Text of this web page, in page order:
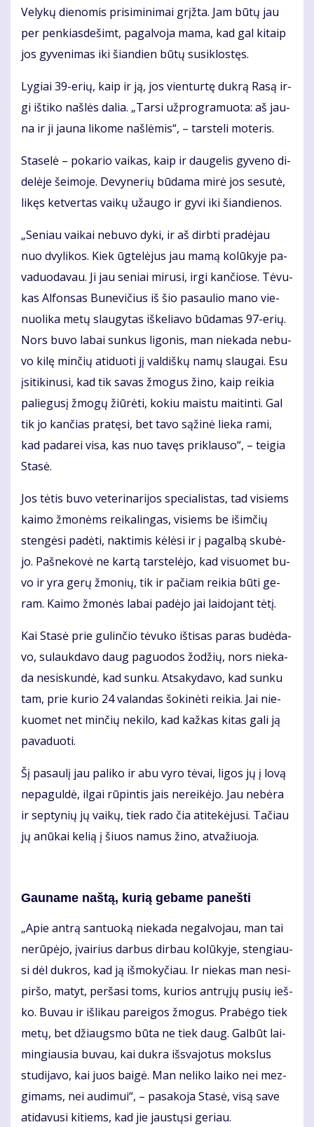
Ve­ly­kų die­no­mis pri­si­mi­ni­mai grįž­ta. Jam bū­tų jau
per pen­kias­de­šimt, pa­gal­vo­ja ma­ma, kad gal ki­taip
jos gy­ve­ni­mas iki šian­dien bū­tų su­si­klos­tęs.
Ly­giai 39-erių, kaip ir ją, jos vien­tur­tę duk­rą Ra­są ir­
gi iš­ti­ko naš­lės da­lia. „Tar­si už­prog­ra­muo­ta: aš jau­
na ir ji jau­na li­ko­me naš­lė­mis“, – tars­te­li mo­te­ris.
Sta­se­lė – po­ka­rio vai­kas, kaip ir dau­ge­lis gy­ve­no di­
de­lė­je šei­mo­je. De­vy­ne­rių bū­da­ma mi­rė jos se­su­tė,
li­kęs ket­ver­tas vai­kų už­au­go ir gy­vi iki šian­die­nos.
„Se­niau vai­kai ne­bu­vo dy­ki, ir aš dirb­ti pra­dė­jau
nuo dvy­li­kos. Kiek ūg­te­lė­jus jau ma­mą ko­lū­ky­je pa­
va­duo­da­vau. Ji jau se­niai mi­ru­si, ir­gi kan­čio­se. Tė­vu­
kas Al­fon­sas Bu­ne­vi­čius iš šio pa­sau­lio ma­no vie­
nuo­li­ka me­tų slau­gy­tas iš­ke­lia­vo bū­da­mas 97-erių.
Nors bu­vo la­bai sun­kus li­go­nis, man nie­ka­da ne­bu­
vo ki­lę min­čių ati­duo­ti jį val­diš­kų na­mų slau­gai. Esu
įsi­ti­ki­nu­si, kad tik sa­vas žmo­gus ži­no, kaip rei­kia
pa­lie­gu­sį žmo­gų žiū­rė­ti, ko­kiu mais­tu mai­tin­ti. Gal
tik jo kan­čias pra­tę­si, bet ta­vo są­ži­nė lie­ka ra­mi,
kad pa­da­rei vi­sa, kas nuo ta­vęs pri­klau­so“, – tei­gia
Sta­sė.
Jos tė­tis bu­vo ve­te­ri­na­ri­jos spe­cia­lis­tas, tad vi­siems
kai­mo žmo­nėms rei­ka­lin­gas, vi­siems be iš­im­čių
sten­gė­si pa­dė­ti, nak­ti­mis kė­lė­si ir į pa­gal­bą sku­bė­
jo. Pa­šne­ko­vė ne kar­tą tars­te­lė­jo, kad vi­suo­met bu­
vo ir yra ge­rų žmo­nių, tik ir pa­čiam rei­kia bū­ti ge­
ram. Kai­mo žmo­nės la­bai pa­dė­jo jai lai­do­jant tė­tį.
Kai Sta­sė prie gu­lin­čio tė­vu­ko iš­ti­sas pa­ras bu­dė­da­
vo, su­lauk­da­vo daug pa­guo­dos žo­džių, nors nie­ka­
da ne­si­skun­dė, kad sun­ku. At­sa­ky­da­vo, kad sun­ku
tam, prie ku­rio 24 va­lan­das šo­ki­nė­ti rei­kia. Jai nie­
kuo­met net min­čių ne­ki­lo, kad kaž­kas ki­tas ga­li ją
pa­va­duo­ti.
Šį pa­sau­lį jau pa­li­ko ir abu vy­ro tė­vai, li­gos jų į lo­vą
ne­pa­gul­dė, il­gai rū­pin­tis jais ne­rei­kė­jo. Jau ne­bė­ra
ir sep­ty­nių jų vai­kų, tiek ra­do čia ati­te­kė­ju­si. Ta­čiau
jų anū­kai ke­lią į šiuos na­mus ži­no, at­va­žiuo­ja.
Gau­na­me naš­tą, ku­rią ge­ba­me pa­neš­ti
„Apie an­trą san­tuo­ką nie­ka­da ne­gal­vo­jau, man tai
ne­rū­pė­jo, įvai­rius dar­bus dir­bau ko­lū­ky­je, sten­giau­
si dėl duk­ros, kad ją iš­mo­ky­čiau. Ir nie­kas man ne­si­
pir­šo, ma­tyt, per­ša­si toms, ku­rios ant­rų­jų pu­sių ieš­
ko. Bu­vau ir iš­li­kau pa­rei­gos žmo­gus. Pra­bė­go tiek
me­tų, bet džiaugs­mo bū­ta ne tiek daug. Gal­būt lai­
min­giau­sia bu­vau, kai duk­ra iš­sva­jo­tus moks­lus
stu­di­ja­vo, kai juos bai­gė. Man ne­li­ko lai­ko nei mez­
gi­mams, nei au­di­mui“, – pa­sa­ko­ja Sta­sė, vi­są sa­ve
ati­da­vu­si ki­tiems, kad jie jaus­tų­si ge­riau.